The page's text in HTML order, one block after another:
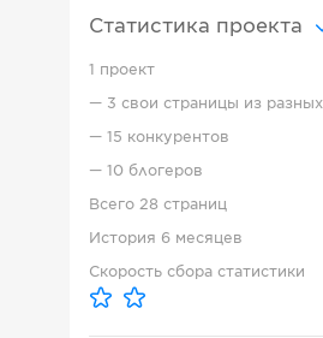
Статистика проекта
1 проект
— 3 свои страницы из
— 15 конкурентов
— 10 блогеров
Всего 28 страниц
История 6 месяцев
Скорость сбора статистики